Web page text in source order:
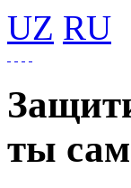
UZ RU
ты сам